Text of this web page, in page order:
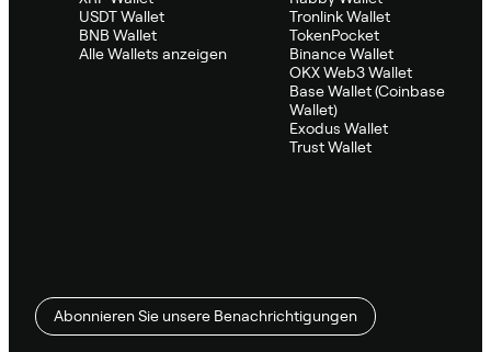
USDT Wallet
BNB Wallet
Alle Wallets anzeigen
Tronlink Wallet
TokenPocket
Binance Wallet
OKX Web3 Wallet
Base Wallet (Coinbase
Wallet)
Exodus Wallet
Trust Wallet
Abonnieren Sie unsere Benachrichtigungen